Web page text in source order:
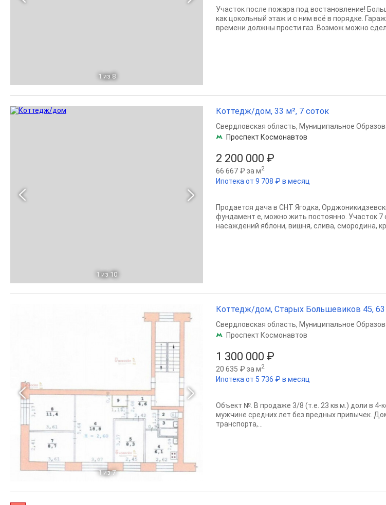
1 из 8
Участок после пожара под востановление!
как цокольный этаж и с ним всё в порядке.
времени должны прости газ. Возмож можно
1 из 10
Коттедж/дом, 33 м², 7 соток
2 200 000 ₽
66 667 ₽ за м2
Ипотека от 9 708 ₽ в месяц
Свердловская область, Муниципальное
Проспект Космонавтов
Продается дача в СНТ Ягодка,
фундамент е, можно жить постоянно. Участок 7
насаждений яблони, вишня, слива, смородина,
1 из 7
Коттедж/дом, Старых Большевиков 45, 63
1 300 000 ₽
20 635 ₽ за м2
Ипотека от 5 736 ₽ в месяц
Свердловская область, Муниципальное
Проспект Космонавтов
Объект №. В продаже 3/8 (т.е. 23 кв.м.) доли в 4-
мужчине средних лет без вредных привычек.
транспорта,...